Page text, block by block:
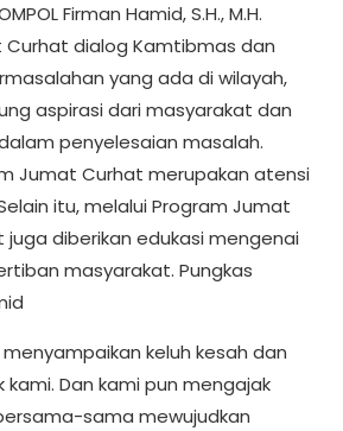
Firman Hamid, S.H., M.H.
dialog Kamtibmas dan
yang ada di wilayah,
aspirasi dari masyarakat dan
penyelesaian masalah.
Jumat Curhat merupakan atensi
itu, melalui Program Jumat
diberikan edukasi mengenai
masyarakat. Pungkas
keluh kesah dan
Dan kami pun mengajak
sama mewujudkan